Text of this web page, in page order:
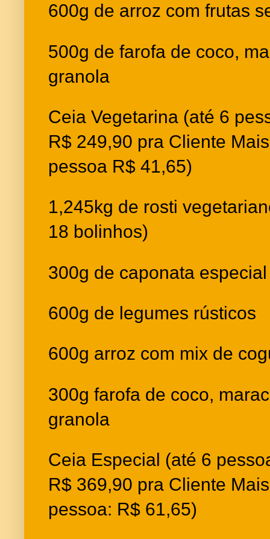
600g de arroz com frutas
500g de farofa de coco,
granola
Ceia Vegetarina (até 6
R$ 249,90 pra Cliente
pessoa R$ 41,65)
1,245kg de rosti
18 bolinhos)
300g de caponata especial
600g de legumes rústicos
600g arroz com mix de
300g farofa de coco,
granola
Ceia Especial (até 6
R$ 369,90 pra Cliente
pessoa: R$ 61,65)